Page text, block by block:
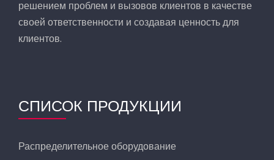
решением проблем и вызовов клиентов в качестве
своей ответственности и создавая ценность для
клиентов.
СПИСОК ПРОДУКЦИИ
Распределительное оборудование